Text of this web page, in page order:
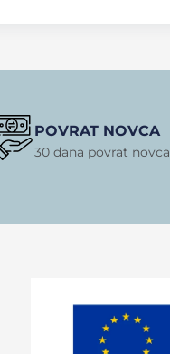
POVRAT NOVCA
30 dana povrat novca